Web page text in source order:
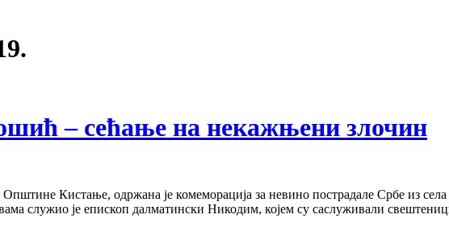
– сећање на некажњени злочин
Кистање, одржана је комеморација за невино пострадале Србе из
служио је епископ далматински Никодим, којем су саслуживали